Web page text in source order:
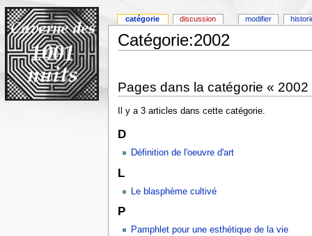
Catégorie:2002
Pages dans la catégorie « 2002
Il y a 3 articles dans cette catégorie.
D
Définition de l'oeuvre d'art
L
Le blasphème cultivé
P
Pamphlet pour une esthétique de la vie
catégorie discussion modifier